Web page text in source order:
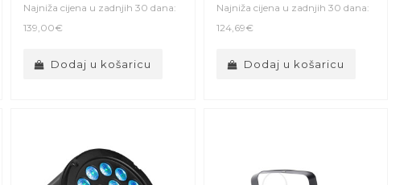
Najniža cijena u zadnjih 30 dana:
139,00€
Dodaj u košaricu
Najniža cijena u zadnjih 30 dana:
124,69€
Dodaj u košaricu